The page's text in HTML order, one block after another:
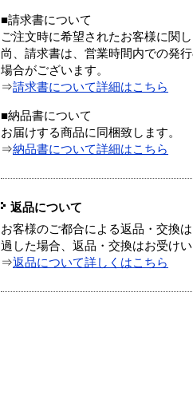
■請求書について
ご注文時に希望されたお客様に関
尚、請求書は、営業時間内での発
場合がございます。
⇒請求書について詳細はこちら
■納品書について
お届けする商品に同梱致します。
⇒納品書について詳細はこちら
返品について
お客様のご都合による返品・交換
過した場合、返品・交換はお受けい
⇒返品について詳しくはこちら